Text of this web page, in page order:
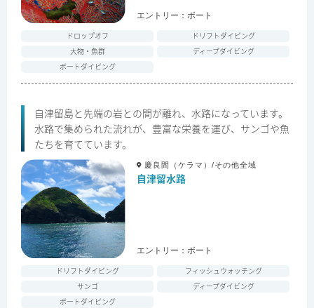
エントリー： ボート
ドロップオフ
ドリフトダイビング
大物・魚群
ディープダイビング
ボートダイビング
自津留島と先端の岩との間が離れ、水路になっています。
水路で集められた流れが、豊富な栄養を運び、サンゴや魚
たちを育てています。
慶良間（ケラマ）/その他全域
自津留水路
エントリー： ボート
ドリフトダイビング
フィッシュウォッチング
サンゴ
ディープダイビング
ボートダイビング